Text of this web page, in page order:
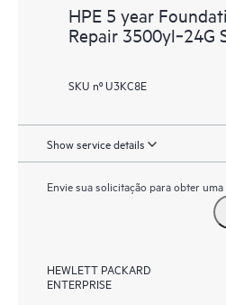
HPE 5 year
Repair 3500yl‑24G
SKU nº U3KC8E
Show service details
Envie sua solicitação para obter
HEWLETT PACKARD
ENTERPRISE